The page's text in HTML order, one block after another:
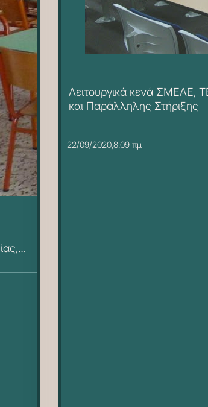
Λειτουργικά κενά ΣΜΕΑΕ,
και Παράλληλης Στήριξης
22/09/2020,8:09 πμ